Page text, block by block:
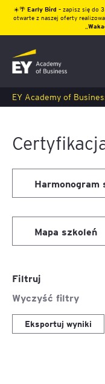
☀️🌴 Early Bird – zapisz się do
otwarte z naszej oferty
EY Academy of
Harmonogram
Mapa szkoleń
Filtruj
Wyczyść filtry
Eksportuj wyniki